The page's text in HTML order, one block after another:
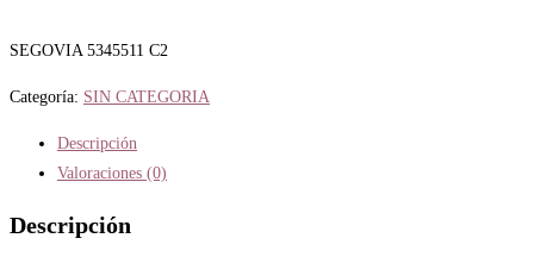
SEGOVIA 5345511 C2
Categoría: SIN CATEGORIA
Descripción
Valoraciones (0)
Descripción